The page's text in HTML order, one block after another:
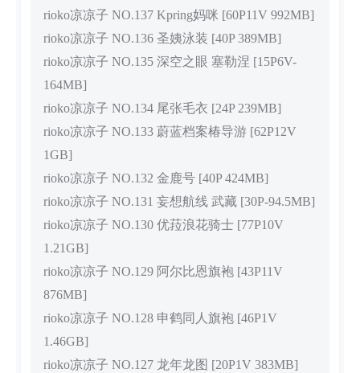
rioko凉凉子 NO.137 Kpring妈咪 [60P11V 992MB]
rioko凉凉子 NO.136 圣姨泳装 [40P 389MB]
rioko凉凉子 NO.135 深空之眼 塞勒涅 [15P6V-
164MB]
rioko凉凉子 NO.134 尾张毛衣 [24P 239MB]
rioko凉凉子 NO.133 蔚蓝档案椿导游 [62P12V
1GB]
rioko凉凉子 NO.132 金鹿号 [40P 424MB]
rioko凉凉子 NO.131 妄想航线 武藏 [30P-94.5MB]
rioko凉凉子 NO.130 优菈浪花骑士 [77P10V
1.21GB]
rioko凉凉子 NO.129 阿尔比恩旗袍 [43P11V
876MB]
rioko凉凉子 NO.128 申鹤同人旗袍 [46P1V
1.46GB]
rioko凉凉子 NO.127 龙年龙图 [20P1V 383MB]